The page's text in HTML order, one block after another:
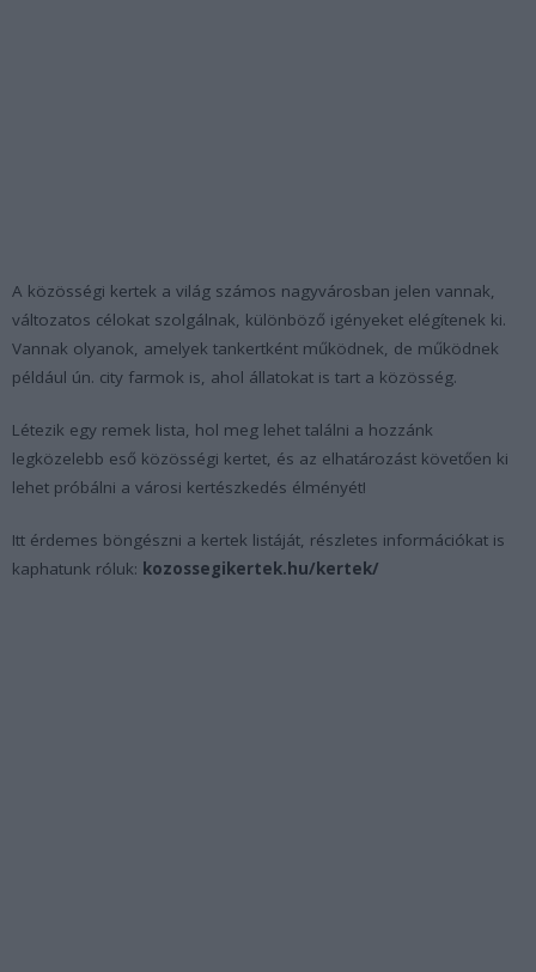
A közösségi kertek a világ számos nagyvárosban jelen vannak,
változatos célokat szolgálnak, különböző igényeket elégítenek ki.
Vannak olyanok, amelyek tankertként működnek, de működnek
például ún. city farmok is, ahol állatokat is tart a közösség.
Létezik egy remek lista, hol meg lehet találni a hozzánk
legközelebb eső közösségi kertet, és az elhatározást követően ki
lehet próbálni a városi kertészkedés élményét!
Itt érdemes böngészni a kertek listáját, részletes információkat is
kaphatunk róluk: kozossegikertek.hu/kertek/